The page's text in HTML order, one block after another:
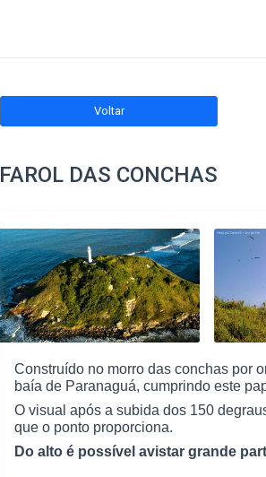
Voltar
FAROL DAS CONCHAS
Construído no morro das conchas por
baía de Paranaguá, cumprindo este
O visual após a subida dos 150
que o ponto proporciona.
Do alto é possível avistar grande